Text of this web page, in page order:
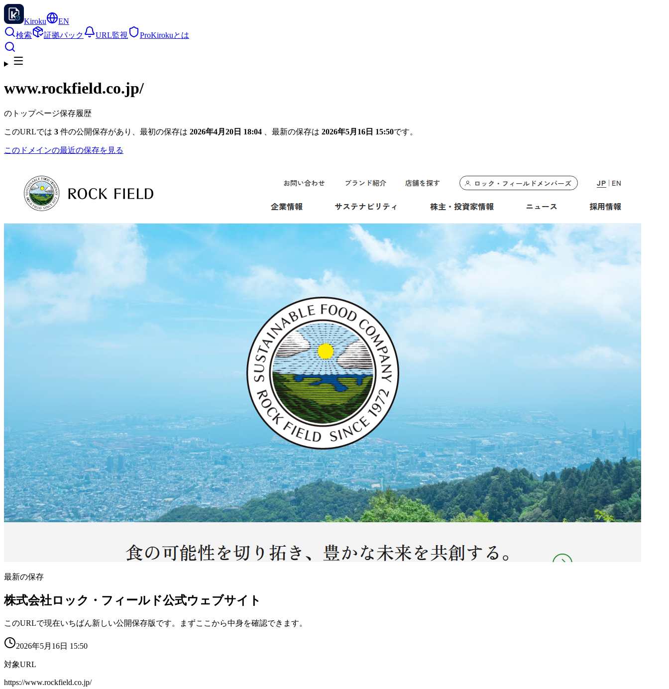
Kiroku
EN
検索
証拠パック URL監視 ProKirokuとは
www.rockfield.co.jp/
のトップページ保存履歴
このURLでは 3 件の公開保存があり、最初の保存は 2026年4月20日 18:04 、最新の保存は 2026年5月16日 15:50です。
このドメインの最近の保存を見る
最新の保存
株式会社ロック・フィールド公式ウェブサイト
このURLで現在いちばん新しい公開保存版です。まずここから中身を確認できます。
2026年5月16日 15:50
対象URL
https://www.rockfield.co.jp/